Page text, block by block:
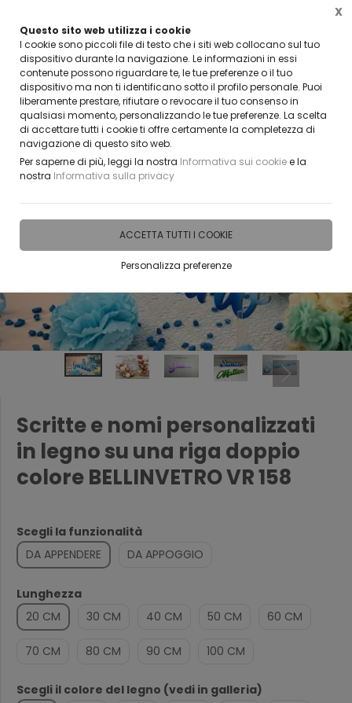
Questo sito web utilizza i cookie
I cookie sono piccoli file di testo che i siti web collocano sul tuo
dispositivo durante la navigazione. Le informazioni in essi
contenute possono riguardare te, le tue preferenze o il tuo
dispositivo ma non ti identificano sotto il profilo personale. Puoi
liberamente prestare, rifiutare o revocare il tuo consenso in
qualsiasi momento, personalizzando le tue preferenze. La scelta
di accettare tutti i cookie ti offre certamente la completezza di
navigazione di questo sito web.
Per saperne di più, leggi la nostra Informativa sui cookiee la
nostra Informativa sulla privacy
ACCETTA TUTTI I COOKIE
Personalizza preferenze
X
CLICCA E SCOPRI I COUPON ATTIVI ADESSO
Home IDEE E REGALI PERSONALIZZABILI SCRITTE IN PLEXIGLASS E LEGNO
Scritte e nomi personalizzati
in legno su una riga doppio
colore BELLINVETRO VR 158
Scegli la funzionalità
DA APPENDERE
DA APPOGGIO
Lunghezza
20 CM
30 CM 40 CM 50 CM 60 CM
70 CM 80 CM 90 CM 100 CM
Scegli il colore del legno (vedi in galleria)